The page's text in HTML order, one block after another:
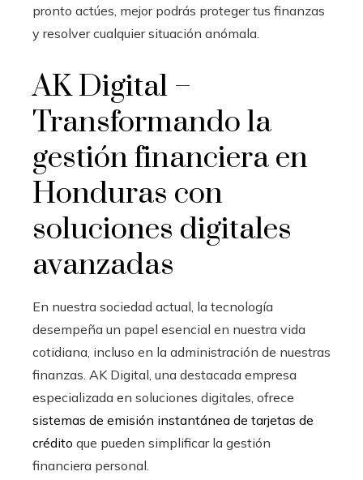
pronto actúes, mejor podrás proteger tus finanzas
y resolver cualquier situación anómala.
AK Digital –
Transformando la
gestión financiera en
Honduras con
soluciones digitales
avanzadas
En nuestra sociedad actual, la tecnología
desempeña un papel esencial en nuestra vida
cotidiana, incluso en la administración de nuestras
finanzas. AK Digital, una destacada empresa
especializada en soluciones digitales, ofrece
sistemas de emisión instantánea de tarjetas de
crédito que pueden simplificar la gestión
financiera personal.